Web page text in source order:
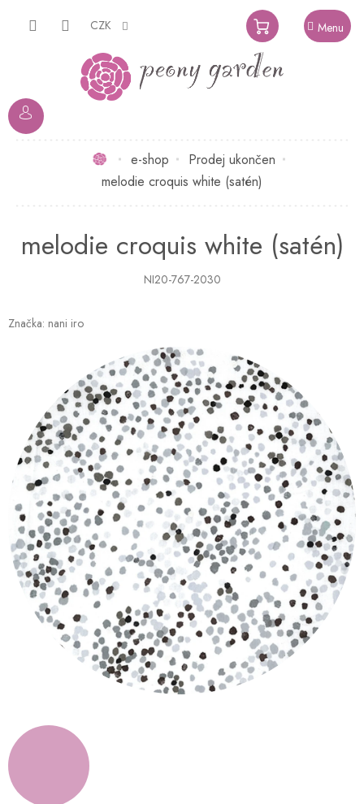
CZK
NÁKUPNÍ
KOŠÍK
Domůe-shop
Prodej ukončen
melodie croquis white (satén)
melodie croquis white (satén)
NI20-767-2030
Značka: nani iro